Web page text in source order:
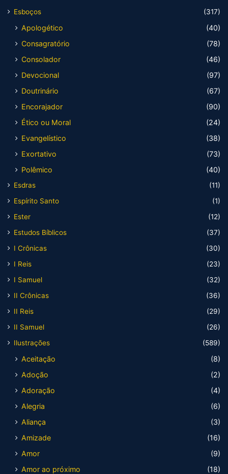
Esboços
(317)
Apologético
(40)
Consagratório
(78)
Consolador
(46)
Devocional
(97)
Doutrinário
(67)
Encorajador
(90)
Ético ou Moral
(24)
Evangelístico
(38)
Exortativo
(73)
Polêmico
(40)
Esdras
(11)
Espírito Santo
(1)
Ester
(12)
Estudos Bíblicos
(37)
I Crônicas
(30)
I Reis
(23)
I Samuel
(32)
II Crônicas
(36)
II Reis
(29)
II Samuel
(26)
Ilustrações
(589)
Aceitação
(8)
Adoção
(2)
Adoração
(4)
Alegria
(6)
Aliança
(3)
Amizade
(16)
Amor
(9)
Amor ao próximo
(18)